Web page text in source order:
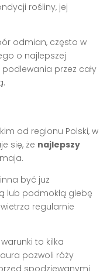
rośliny, jej
odmian, często w
o najlepszej
przez cały
od regionu Polski, w
się, że najlepszy
być już
lub podmokłą glebę
regularnie
to kilka
pozwoli róży
spodziewanymi